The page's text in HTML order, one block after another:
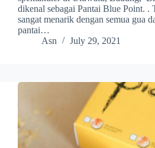
dikenal sebagai Pantai Blue Point. .
sangat menarik dengan semua gua
pantai…
Asn
July 29, 2021